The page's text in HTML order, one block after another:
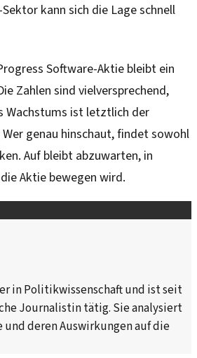
kann sich die Lage schnell
Software-Aktie bleibt ein
Zahlen sind vielversprechend,
Wachstums ist letztlich der
genau hinschaut, findet sowohl
Auf bleibt abzuwarten, in
Aktie bewegen wird.
in Politikwissenschaft und ist seit
Journalistin tätig. Sie analysiert
und deren Auswirkungen auf die